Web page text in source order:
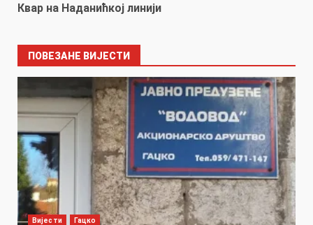
Квар на Наданићкој линији
ПОВЕЗАНЕ ВИЈЕСТИ
Вијести Гацко